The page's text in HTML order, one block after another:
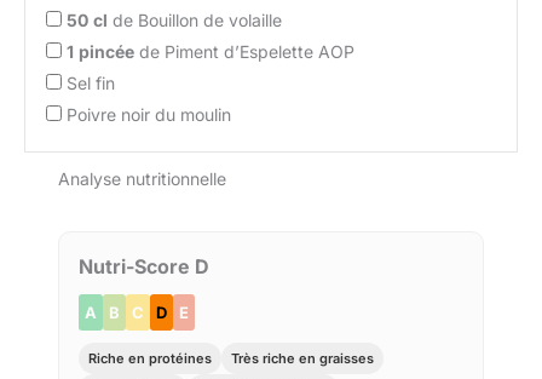
50 cl de Bouillon de volaille
1 pincée de Piment d’Espelette AOP
Sel fin
Poivre noir du moulin
Analyse nutritionnelle
Nutri-Score D
A B C D E
Riche en protéines
Très riche en graisses